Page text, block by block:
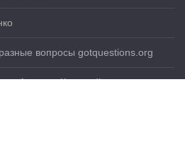
вопросы gotquestions.org
Алексея Коломийцева